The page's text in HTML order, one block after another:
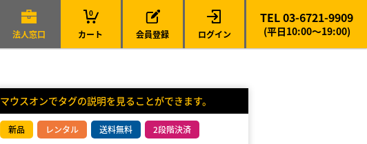
法人窓口 カート
0
会員登録 ログイン
TEL 03-6721-9909
(平日10:00～19:00)
マウスオンでタグの説明を見ることができます。
新品 レンタル 送料無料 2段階決済